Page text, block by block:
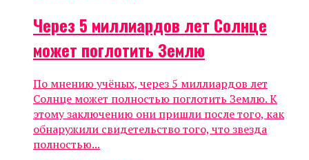
Через 5 миллиардов лет Солнце
может поглотить Землю
По мнению учёных, через 5 миллиардов лет
Солнце может полностью поглотить Землю. К
этому заключению они пришли после того, как
обнаружили свидетельство того, что звезда
полностью...